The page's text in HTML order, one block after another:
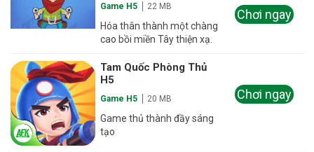
Game H5 22 MB
Hóa thân thành một chàng
cao bồi miền Tây thiện xạ.
Chơi ngay
Tam Quốc Phòng Thủ
H5
Game H5 20 MB
Game thủ thành đầy sáng
tạo
Chơi ngay